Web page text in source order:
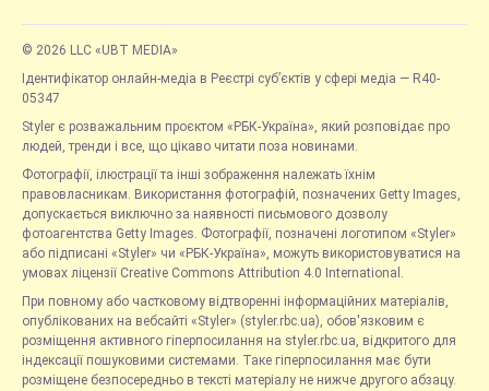
© 2026 LLC «UBT MEDIA»
Ідентифікатор онлайн-медіа в Реєстрі суб’єктів у сфері медіа — R40-
05347
Styler є розважальним проєктом «РБК-Україна», який розповідає про
людей, тренди і все, що цікаво читати поза новинами.
Фотографії, ілюстрації та інші зображення належать їхнім
правовласникам. Використання фотографій, позначених Getty Images,
допускається виключно за наявності письмового дозволу
фотоагентства Getty Images. Фотографії, позначені логотипом «Styler»
або підписані «Styler» чи «РБК-Україна», можуть використовуватися на
умовах ліцензії Creative Commons Attribution 4.0 International.
При повному або частковому відтворенні інформаційних матеріалів,
опублікованих на вебсайті «Styler» (styler.rbc.ua), обов'язковим є
розміщення активного гіперпосилання на styler.rbc.ua, відкритого для
індексації пошуковими системами. Таке гіперпосилання має бути
розміщене безпосередньо в тексті матеріалу не нижче другого абзацу.